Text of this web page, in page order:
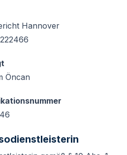
Hannover
Öncan